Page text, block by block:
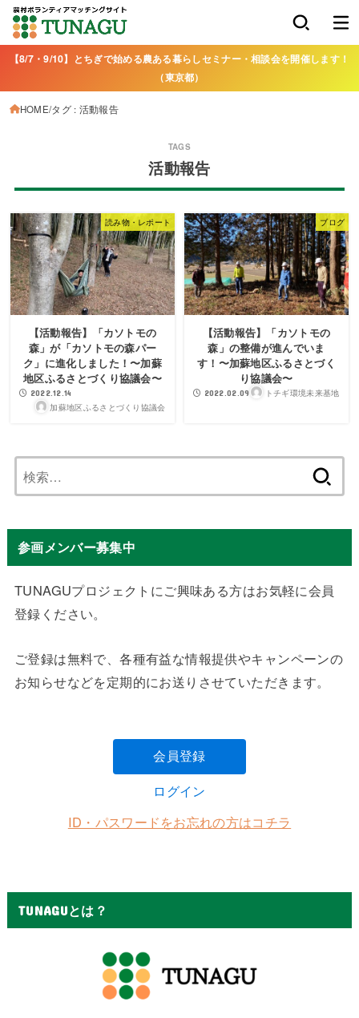
【8/7・9/10】とちぎで始める農ある暮らしセミナー・相談会を開催します！
（東京都）
HOME タグ : 活動報告
活動報告
読み物・レポート
【活動報告】「カソトモの
森」が「カソトモの森パー
ク」に進化しました！〜加蘇
地区ふるさとづくり協議会〜
2022.12.14
加蘇地区ふるさとづくり協議会
ブログ
【活動報告】「カソトモの
森」の整備が進んでいま
す！〜加蘇地区ふるさとづく
り協議会〜
2022.02.09 トチギ環境未来基地
索:
参画メンバー募集中
TUNAGUプロジェクトにご興味ある方はお気軽に会員
登録ください。
ご登録は無料で、各種有益な情報提供やキャンペーンの
お知らせなどを定期的にお送りさせていただきます。
会員登録
ログイン
ID・パスワードをお忘れの方はコチラ
TUNAGUとは？